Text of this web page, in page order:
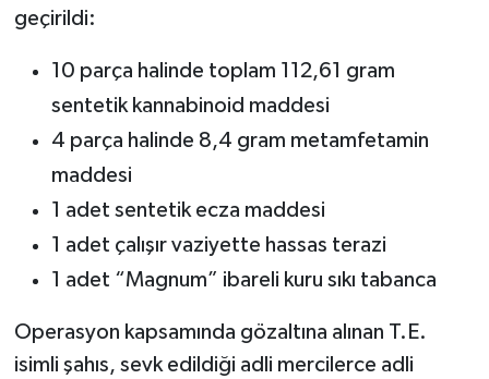
geçirildi:
10 parça halinde toplam 112,61 gram
sentetik kannabinoid maddesi
4 parça halinde 8,4 gram metamfetamin
maddesi
1 adet sentetik ecza maddesi
1 adet çalışır vaziyette hassas terazi
1 adet “Magnum” ibareli kuru sıkı tabanca
Operasyon kapsamında gözaltına alınan T.E.
isimli şahıs, sevk edildiği adli mercilerce adli